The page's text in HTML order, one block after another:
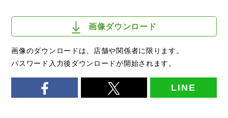
画像ダウンロード
画像のダウンロードは、店舗や関係者に限ります。
パスワード入力後ダウンロードが開始されます。
LINE